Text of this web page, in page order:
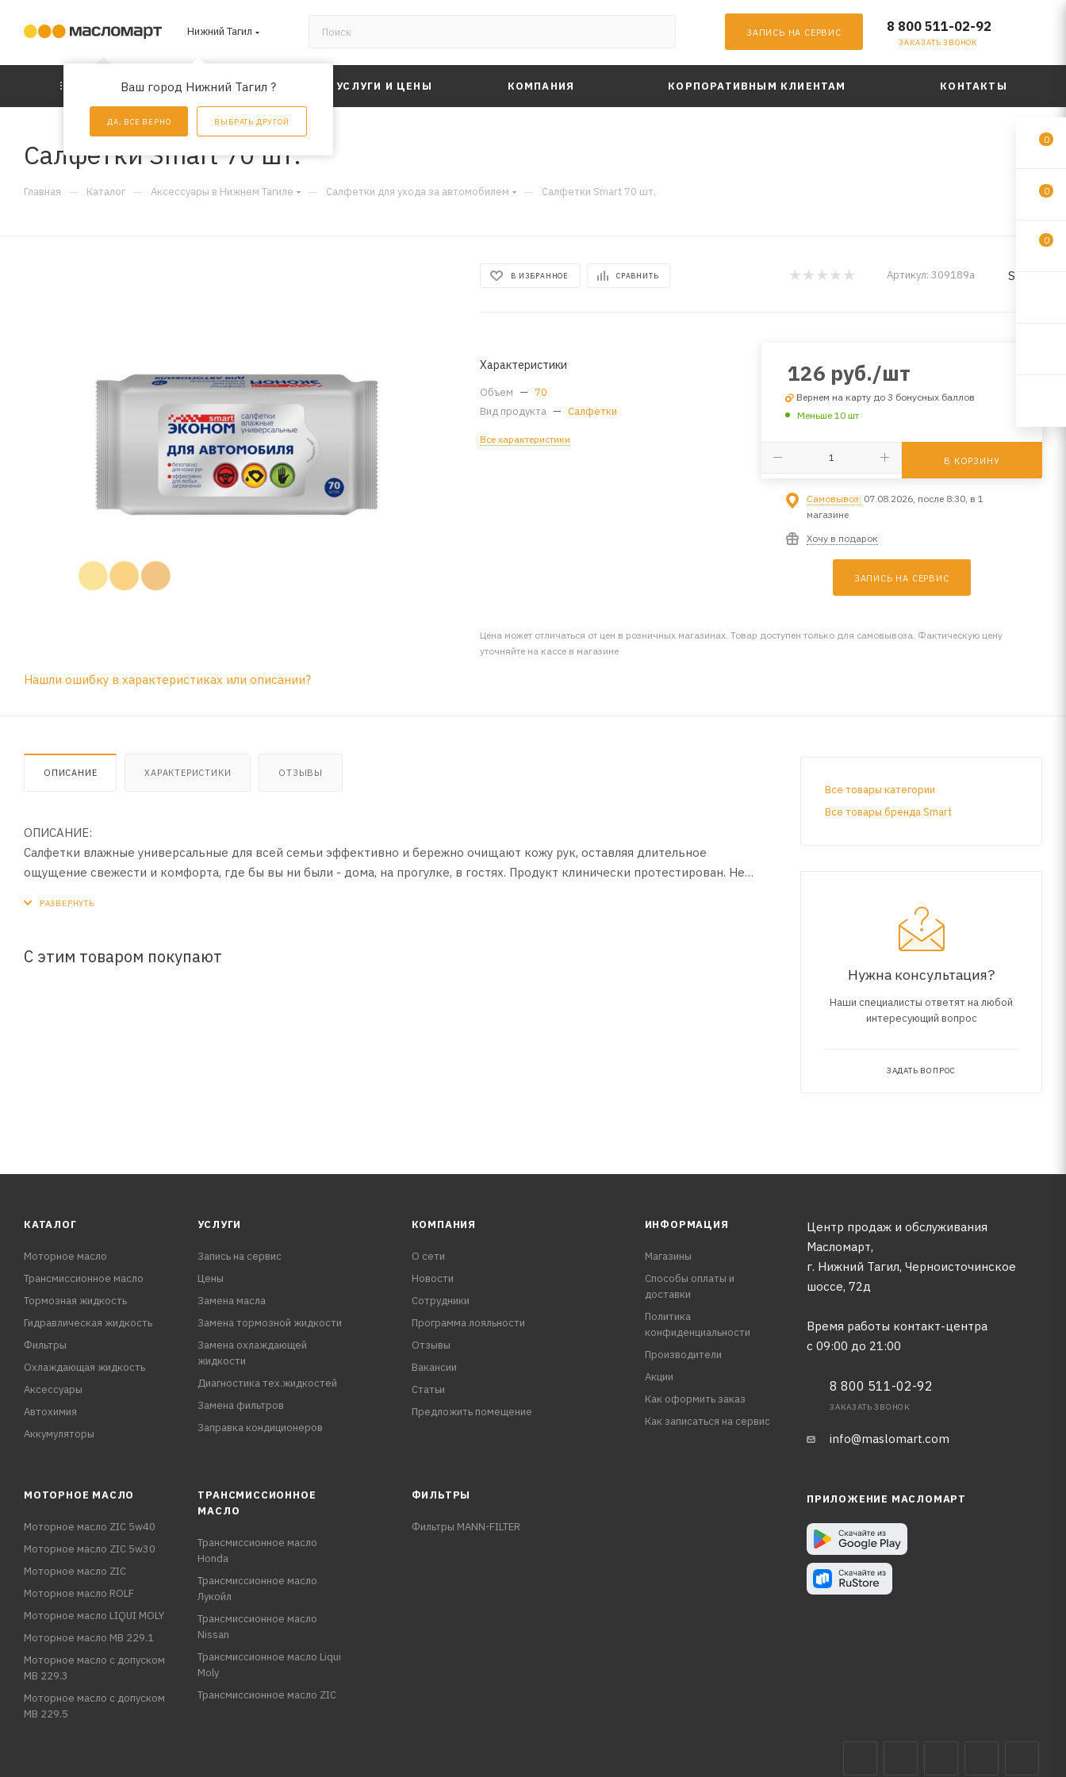
Нижний Тагил
Ваш город Нижний Тагил ?
ДА, ВСЕ ВЕРНО ВЫБРАТЬ ДРУГОЙ
ЗАПИСЬ НА СЕРВИС 8 800 511-02-92
ЗАКАЗАТЬ ЗВОНОК
КАТАЛОГ АКЦИИ УСЛУГИ И ЦЕНЫ КОМПАНИЯ КОРПОРАТИВНЫМ КЛИЕНТАМ КОНТАКТЫ
Салфетки Smart 70 шт.
Главная — Каталог — Аксессуары в Нижнем Тагиле — Салфетки для ухода за автомобилем — Салфетки Smart 70 шт.
В ИЗБРАННОЕ СРАВНИТЬ Артикул: 309189a Smart
Характеристики
Объем — 70
Вид продукта — Салфетки
Все характеристики
126 руб./шт
Вернем на карту до 3 бонусных баллов
Меньше 10 шт
В КОРЗИНУ
Самовывоз: 07.08.2026, после 8:30, в 1
магазине
Хочу в подарок
ЗАПИСЬ НА СЕРВИС
Цена может отличаться от цен в розничных магазинах. Товар доступен только для самовывоза. Фактическую цену
уточняйте на кассе в магазине
Нашли ошибку в характеристиках или описании?
ОПИСАНИЕ ХАРАКТЕРИСТИКИ ОТЗЫВЫ
ОПИСАНИЕ:
Салфетки влажные универсальные для всей семьи эффективно и бережно очищают кожу рук, оставляя длительное
ощущение свежести и комфорта, где бы вы ни были - дома, на прогулке, в гостях. Продукт клинически протестирован. Не
С этим товаром покупают
Все товары категории
Все товары бренда Smart
Нужна консультация?
Наши специалисты ответят на любой
интересующий вопрос
ЗАДАТЬ ВОПРОС
КАТАЛОГ
Моторное масло
Трансмиссионное масло
Тормозная жидкость
Гидравлическая жидкость
Фильтры
Охлаждающая жидкость
Аксессуары
Автохимия
Аккумуляторы
УСЛУГИ
Запись на сервис
Цены
Замена масла
Замена тормозной жидкости
Замена охлаждающей
жидкости
Диагностика тех.жидкостей
Замена фильтров
Заправка кондиционеров
КОМПАНИЯ
О сети
Новости
Сотрудники
Программа лояльности
Отзывы
Вакансии
Статьи
Предложить помещение
ИНФОРМАЦИЯ
Магазины
Способы оплаты и
доставки
Политика
конфиденциальности
Производители
Акции
Как оформить заказ
Как записаться на сервис
Центр продаж и обслуживания
Масломарт,
г. Нижний Тагил, Черноисточинское
шоссе, 72д
Время работы контакт-центра
с 09:00 до 21:00
8 800 511-02-92
ЗАКАЗАТЬ ЗВОНОК
info@maslomart.com
МОТОРНОЕ МАСЛО
Моторное масло ZIC 5w40
Моторное масло ZIC 5w30
Моторное масло ZIC
Моторное масло ROLF
Моторное масло LIQUI MOLY
Моторное масло MB 229.1
Моторное масло с допуском
MB 229.3
Моторное масло с допуском
MB 229.5
ТРАНСМИССИОННОЕ
МАСЛО
Трансмиссионное масло
Honda
Трансмиссионное масло
Лукойл
Трансмиссионное масло
Nissan
Трансмиссионное масло Liqui
Moly
Трансмиссионное масло ZIC
ФИЛЬТРЫ
Фильтры MANN-FILTER
ПРИЛОЖЕНИЕ МАСЛОМАРТ
0
0
0